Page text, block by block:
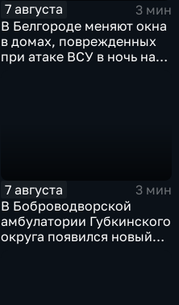
7 августа
3 мин
В Белгороде меняют окна
в домах, поврежденных
при атаке ВСУ в ночь на
7 августа
3 мин
В Боброводворской
амбулатории Губкинского
округа появился новый